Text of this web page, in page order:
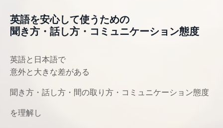
英語を安心して使うための
聞き方・話し方・コミュニケーション態度
英語と日本語で
意外と大きな差がある
聞き方・話し方・間の取り方・コミュニケーション態度
を理解し